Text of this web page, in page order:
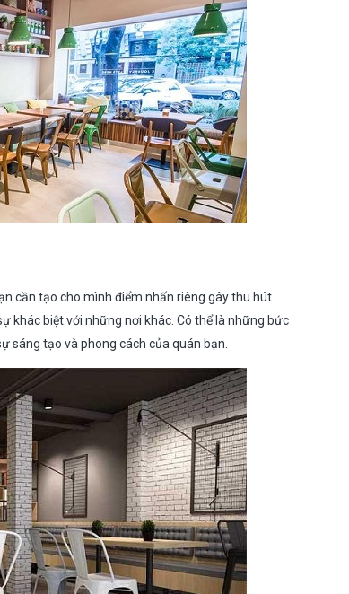
cần tạo cho mình điểm nhấn riêng gây thu hút.
khác biệt với những nơi khác. Có thể là những bức
sáng tạo và phong cách của quán bạn.